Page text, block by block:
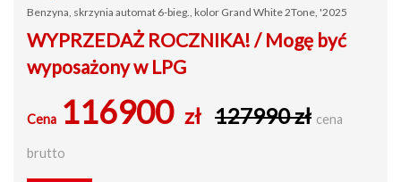
Benzyna, skrzynia automat 6-bieg., kolor Grand White 2Tone, '2025
WYPRZEDAŻ ROCZNIKA! / Mogę być
wyposażony w LPG
Cena 116900 zł 127990 zł cena
brutto